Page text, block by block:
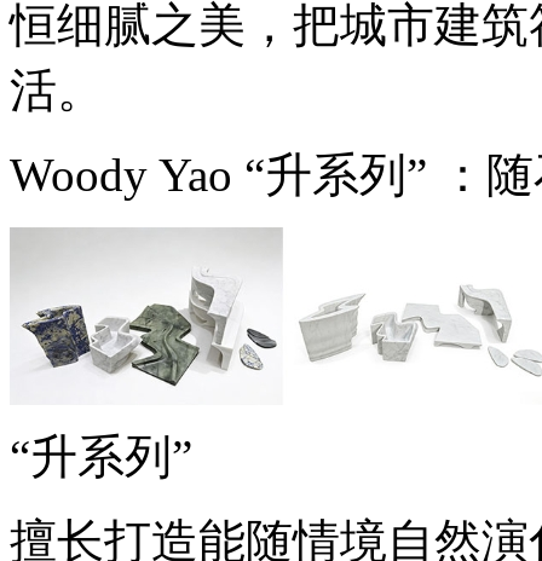
恒细腻之美，把城市建
活。
Woody Yao “升系列” ：
“升系列”
擅长打造能随情境自然演